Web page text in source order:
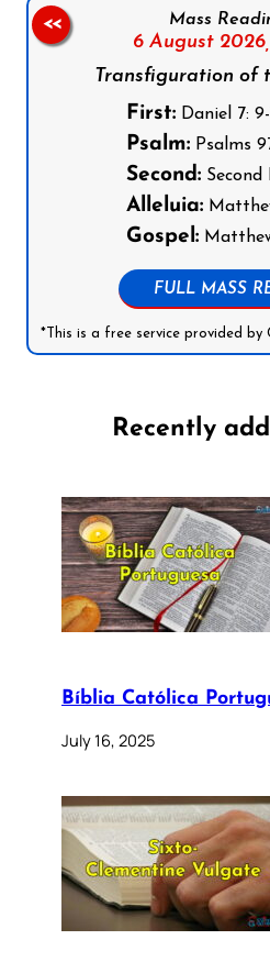
Mass
6 August 2026,
Transfiguration of
First:Daniel 7: 9-
Psalm:Psalms
Second:Second
Alleluia:
Gospel:Matthew
FULL MASS
*This is a free service provided by
<<
Recently
Bíblia Católica
July 16, 2025